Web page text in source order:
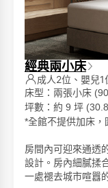
經典兩小床
成人2位、嬰兒1
床型：兩張小床
坪數：約 9 坪
*全館不提供加床，
房間內可迎來通透
設計。房內細膩揉
一處褪去城市喧囂